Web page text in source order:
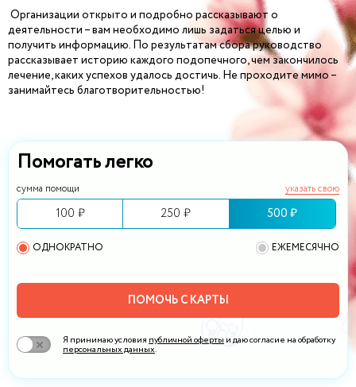
Помогать легко
сумма помощи указать свою
100 ₽ 250 ₽ 500 ₽
ОДНОКРАТНО ЕЖЕМЕСЯЧНО
ПОМОЧЬ С КАРТЫ
Я принимаю условия публичной оферты и даю согласие на обработку
персональных данных.
Организации открыто и подробно рассказывают о
деятельности – вам необходимо лишь задаться целью и
получить информацию. По результатам сбора руководство
рассказывает историю каждого подопечного, чем закончилось
лечение, каких успехов удалось достичь. Не проходите мимо –
занимайтесь благотворительностью!